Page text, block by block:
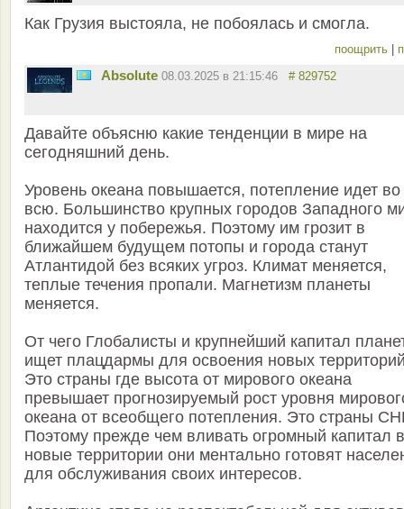
Как Грузия выстояла, не побоялась и смогла.
поощрить
Absolute 08.03.2025 в 21:15:46 # 829752
Давайте объясню какие тенденции в мире на
сегодняшний день.
Уровень океана повышается, потепление идет во
всю. Большинство крупных городов Западного
находится у побережья. Поэтому им грозит в
ближайшем будущем потопы и города станут
Атлантидой без всяких угроз. Климат меняется,
теплые течения пропали. Магнетизм планеты
меняется.
От чего Глобалисты и крупнейший капитал
ищет плацдармы для освоения новых
Это страны где высота от мирового океана
превышает прогнозируемый рост уровня
океана от всеобщего потепления. Это страны
Поэтому прежде чем вливать огромный капитал в
новые территории они ментально готовят
для обслуживания своих интересов.